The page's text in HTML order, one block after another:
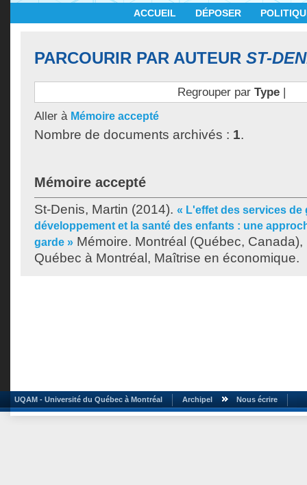
ACCUEIL DÉPOSER
PARCOURIR PAR AUTEUR ST-
Regrouper par Type|
Aller à Mémoire accepté
Nombre de documents archivés : 1.
Mémoire accepté
St-Denis, Martin (2014). « L'effet des services de
développement et la santé des enfants : une
garde » Mémoire. Montréal (Québec,
Québec à Montréal, Maîtrise en économique.
UQAM - Université du Québec à Montréal Archipel Nous écrire